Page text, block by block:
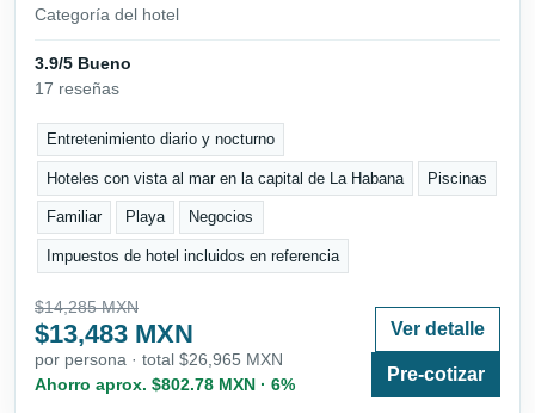
Categoría del hotel
3.9/5 Bueno
17 reseñas
Entretenimiento diario y nocturno
Hoteles con vista al mar en la capital de La Habana Piscinas
Familiar Playa Negocios
Impuestos de hotel incluidos en referencia
$14,285 MXN
$13,483 MXN
por persona · total $26,965 MXN
Ahorro aprox. $802.78 MXN · 6%
Ver detalle
Pre-cotizar